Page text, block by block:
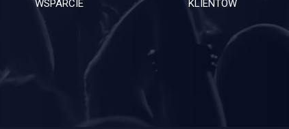
WSPARCIE
KLIENTÓW